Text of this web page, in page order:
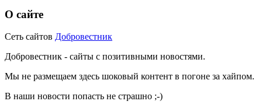
О сайте
Сеть сайтов Добровестник
Добровестник - сайты с позитивными новостями.
Мы не размещаем здесь шоковый контент в погоне за хайпом.
В наши новости попасть не страшно ;-)